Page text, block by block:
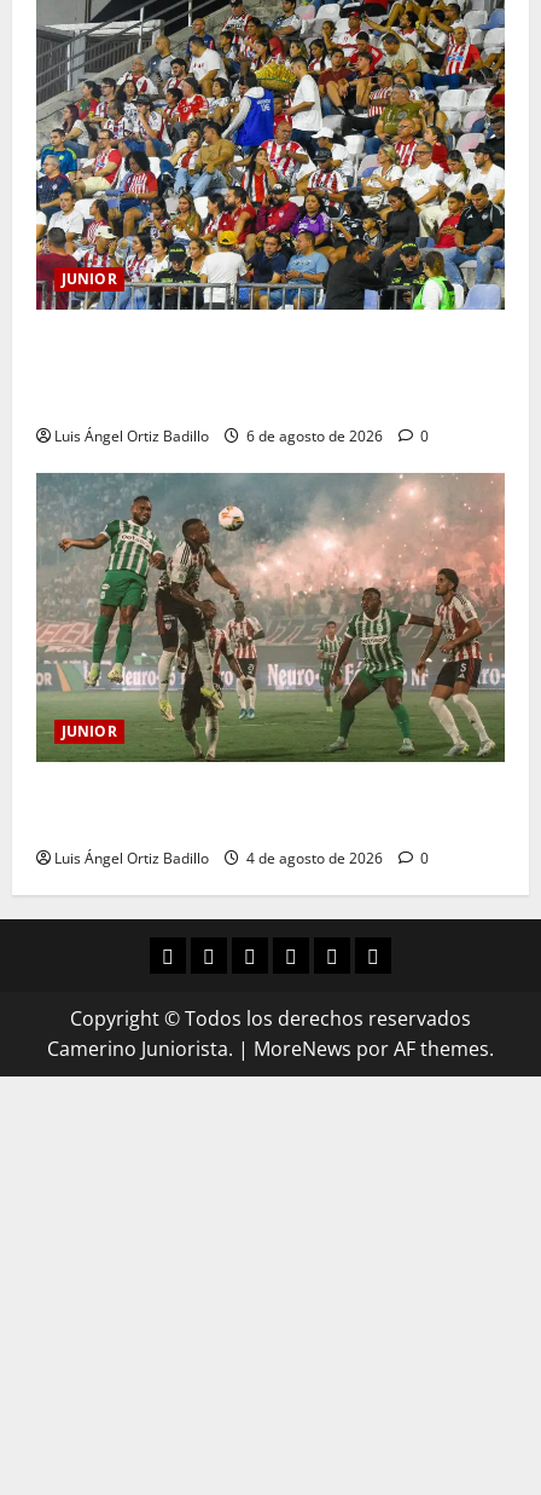
JUNIOR
Luis Ángel Ortiz Badillo 6 de agosto de 2026 0
JUNIOR
Luis Ángel Ortiz Badillo 4 de agosto de 2026 0
Copyright © Todos los derechos reservados
Camerino Juniorista. | MoreNews por AF themes.